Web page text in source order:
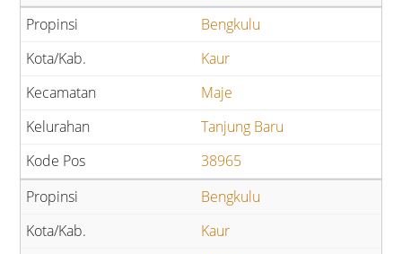
Bengkulu
Kaur
Maje
Tanjung Baru
38965
Bengkulu
Kaur